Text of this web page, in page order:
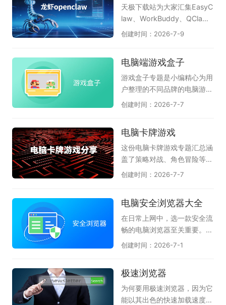
决硬件驱动与系统报错等棘手
问题。这套工具合集以轻巧实
覆盖了从日常办公到系统维护
散软件，莫停之这套合集就能
帮助电脑保持稳定流畅的状
态，是非常值得常备的电脑工
力安全防护工具，以轻巧不卡
机、防御能力出色而备受好
评，能有效拦截木马病毒和流
上架应用均经过严格检测，杜
绝捆绑和恶意插件；《火绒强
力卸载》则专为清理顽固软件
除残留文件和注册表，释放磁
其职，从安全守护到软件管
理，形成了一套完整的电脑维
护方案。火绒安全软件还具备
能，全方位守护电脑安全。如
爽系统体验，这套火绒软件大
全便是非常理想的选择，强烈
推荐安装使用。
天极下载站为大家汇集EasyC
law、WorkBuddy、QCla
w、LobsterAI有道龙虾、36
内主流龙虾工具，为您提供全
面的OpenClaw软件选择参
考，助力高效AI办公自动化。
特别是腾讯和360都已上线龙
伴赶紧下载体验吧。
创建时间：2026-7-9
电脑端游戏盒子
游戏盒子专题是小编精心为用
户整理的不同品牌的电脑游戏
盒子软件，它们是51游戏盒
游戏盒子、多玩我的世界盒子
等等；游戏盒子可以理解为游
戏工具或游戏助手，它可以将
好玩的小游戏、页游、网游汇
游戏资讯、游戏补丁、查游戏
数据等服务；给玩家最畅快的
体验。在这里的游戏盒子软件
求；感兴趣的朋友不要犹豫
创建时间：2026-7-7
电脑卡牌游戏
这份电脑卡牌游戏专题汇总涵
盖了策略对战、角色冒险等多
种玩法，天极软件专员为卡牌
石传说》作为经典之作，策略
深度强、竞技体系成熟；《月
圆之夜》以Roguelike卡牌玩
法构建独特剧情冒险体验；
《漫威终极逆转》还原漫威英
雄角色，玩法新颖节奏明快；
《英雄杀(新)》融合历史人
创建时间：2026-7-7
电脑安全浏览器大全
在日常上网中，选一款安全流
畅的电脑浏览器至关重要。天
极这份合集整理了多款热门的
器拥有恶意网址拦截和安全沙
箱技术，能有效保护上网安
全；搜狗浏览器以网页加速和
创建时间：2026-7-1
极速浏览器
为何要用极速浏览器，因为它
能以其出色的快速加载速度和